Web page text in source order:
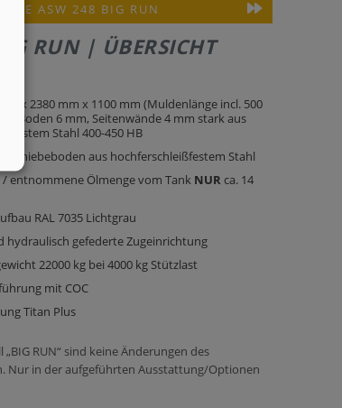
ASW 248 BIG RUN
RUN | ÜBERSICHT
x 2380 mm x 1100 mm (Muldenlänge incl. 500
Boden 6 mm, Seitenwände 4 mm stark aus
Stahl 400-450 HB
Schiebeboden aus hochferschleißfestem Stahl
entnommene Ölmenge vom Tank NUR ca. 14
RAL 7035 Lichtgrau
hydraulisch gefederte Zugeinrichtung
22000 kg bei 4000 kg Stützlast
mit COC
Titan Plus
„BIG RUN“ sind keine Änderungen des
Nur in der aufgeführten Ausstattung/Optionen